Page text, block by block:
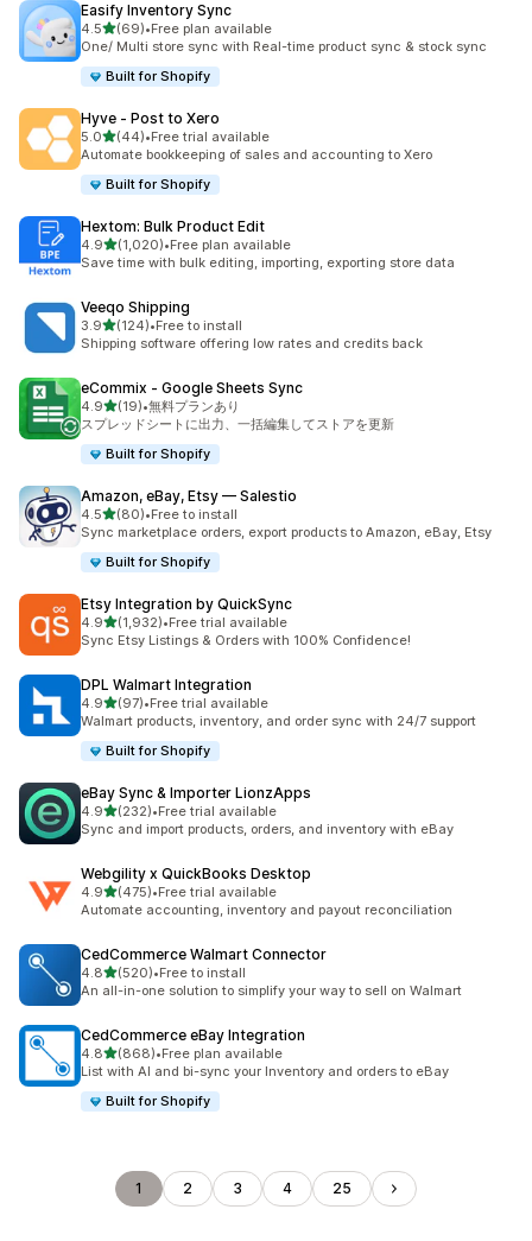
Easify Inventory Sync
4.55つ星中
(69)
合計レビュー数：69件
•Free plan available
One/ Multi store sync with Real-time product sync & stock sync
Built for Shopify
Hyve ‑ Post to Xero
5.05つ星中
(44)
合計レビュー数：44件
•Free trial available
Automate bookkeeping of sales and accounting to Xero
Built for Shopify
Hextom: Bulk Product Edit
4.95つ星中
(1,020)
合計レビュー数：1020件
•Free plan available
Save time with bulk editing, importing, exporting store data
Veeqo Shipping
3.95つ星中
(124)
合計レビュー数：124件
•Free to install
Shipping software offering low rates and credits back
eCommix ‑ Google Sheets Sync
4.95つ星中
(19)
合計レビュー数：19件
•無料プランあり
スプレッドシートに出力、一括編集してストアを更新
Built for Shopify
Amazon, eBay, Etsy — Salestio
4.55つ星中
(80)
合計レビュー数：80件
•Free to install
Sync marketplace orders, export products to Amazon, eBay, Etsy
Built for Shopify
Etsy Integration by QuickSync
4.95つ星中
(1,932)
合計レビュー数：1932件
•Free trial available
Sync Etsy Listings & Orders with 100% Confidence!
DPL Walmart Integration
4.95つ星中
(97)
合計レビュー数：97件
•Free trial available
Walmart products, inventory, and order sync with 24/7 support
Built for Shopify
eBay Sync & Importer LionzApps
4.95つ星中
(232)
合計レビュー数：232件
•Free trial available
Sync and import products, orders, and inventory with eBay
Webgility x QuickBooks Desktop
4.95つ星中
(475)
合計レビュー数：475件
•Free trial available
Automate accounting, inventory and payout reconciliation
CedCommerce Walmart Connector
4.85つ星中
(520)
合計レビュー数：520件
•Free to install
An all-in-one solution to simplify your way to sell on Walmart
CedCommerce eBay Integration
4.85つ星中
(868)
合計レビュー数：868件
•Free plan available
List with AI and bi-sync your Inventory and orders to eBay
Built for Shopify
1 2 3 4 25